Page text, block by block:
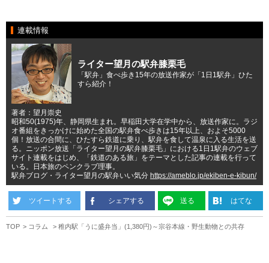
連載情報
ライター望月の駅弁膝栗毛
「駅弁」食べ歩き15年の放送作家が「1日1駅弁」ひた
すら紹介！
著者：望月崇史
昭和50(1975)年、静岡県生まれ。早稲田大学在学中から、放送作家に。ラジ
オ番組をきっかけに始めた全国の駅弁食べ歩きは15年以上、およそ5000
個！放送の合間に、ひたすら鉄道に乗り、駅弁を食して温泉に入る生活を送
る。ニッポン放送「ライター望月の駅弁膝栗毛」における1日1駅弁のウェブ
サイト連載をはじめ、「鉄道のある旅」をテーマとした記事の連載を行って
いる。日本旅のペンクラブ理事。
駅弁ブログ・ライター望月の駅弁いい気分 https://ameblo.jp/ekiben-e-kibun/
ツイートする シェアする 送る はてな
TOP コラム 稚内駅「うに盛弁当」(1,380円)～宗谷本線・野生動物との共存